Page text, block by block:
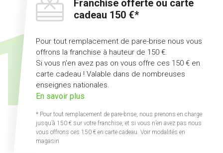
Franchise offerte ou carte
cadeau 150 €*
Pour tout remplacement de pare-brise nous vous
offrons la franchise à hauteur de 150 €.
Si vous n'en avez pas on vous offre ces 150 € en
carte cadeau ! Valable dans de nombreuses
enseignes nationales.
En savoir plus
franchise
offerte
* Pour tout remplacement de pare-brise, nous prenons en charge
jusqu’à 150 € sur votre franchise, et si vous n’en avez pas nous
vous offrons ces 150 € en carte cadeau. Voir modalités en
magasin